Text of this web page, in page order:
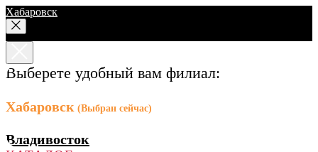
Хабаровск
Выберете удобный вам филиал:
Хабаровск (Выбран сейчас)
Владивосток